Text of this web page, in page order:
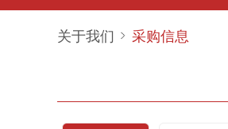
关于我们 采购信息